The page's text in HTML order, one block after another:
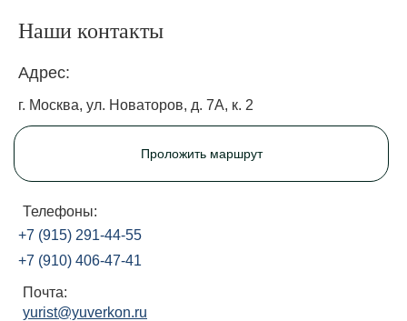
Наши контакты
Адрес:
г. Москва, ул. Новаторов, д. 7А, к. 2
Проложить маршрут
Телефоны:
+7 (915) 291-44-55
+7 (910) 406-47-41
Почта:
yurist@yuverkon.ru